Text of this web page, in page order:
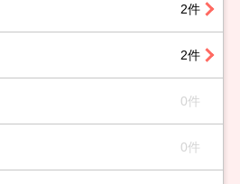
2件
2件
0件
0件